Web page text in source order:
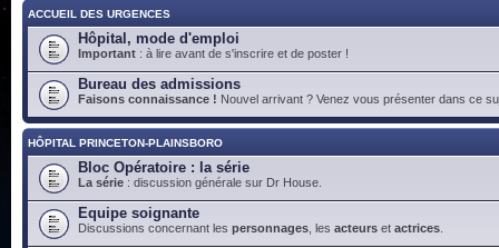
ACCUEIL DES URGENCES
Hôpital, mode d'emploi
Important : à lire avant de s'inscrire et de poster !
Bureau des admissions
Faisons connaissance ! Nouvel arrivant ? Venez vous présenter dans ce
HÔPITAL PRINCETON-PLAINSBORO
Bloc Opératoire : la série
La série : discussion générale sur Dr House.
Equipe soignante
Discussions concernant les personnages , les acteurs et actrices